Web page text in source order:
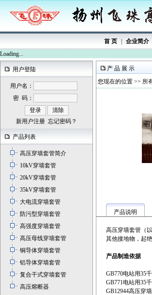
首 页 企业简介
Loading...
用户登陆
用户名：
密 码：
新用户注册 忘记密码？
产品列表
高压穿墙套管简介
10kV穿墙套管
20kV穿墙套管
35kV穿墙套管
大电流穿墙套管
防污型穿墙套管
高强度穿墙套管
高压母线穿墙套管
铜导体穿墙套管
铝导体穿墙套管
复合干式穿墙套管
高压熔断器
产 品 展 示
您现在的位置 >> 所
产品说明
高压穿墙套管（
其他接地物，起
产品制造依据
GB770电站用35
GB771电站用35
GB12944高压穿